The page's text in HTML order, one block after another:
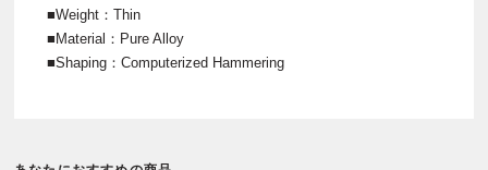
■Weight：Thin
■Material：Pure Alloy
■Shaping：Computerized Hammering